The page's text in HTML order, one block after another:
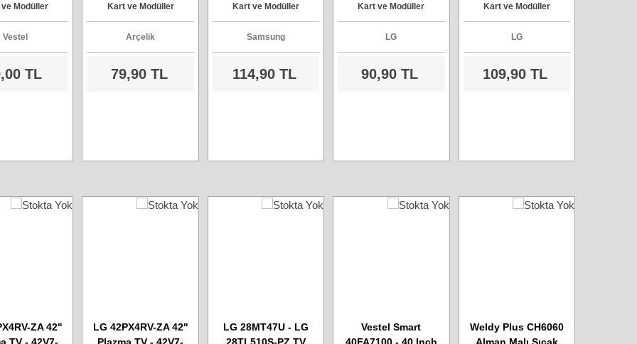
ve Modüller
Vestel
TL
Kart ve Modüller
Arçelik
79,90 TL
Kart ve Modüller
Samsung
114,90 TL
Kart ve Modüller
LG
90,90 TL
Kart ve Modüller
LG
109,90 TL
ZA 42"
TV - 42V7-
LG 42PX4RV-ZA 42"
Plazma TV - 42V7-
LG 28MT47U - LG
28TL510S-PZ TV
Vestel Smart
40FA7100 - 40 Inch
Weldy Plus CH6060
Alman Malı Sıcak